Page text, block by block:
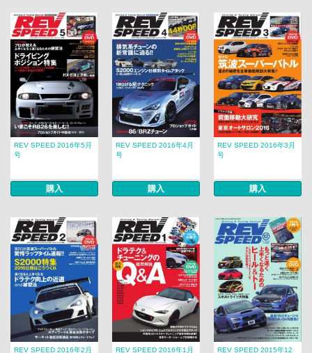
REV SPEED 2016年5月
号
購入
REV SPEED 2016年4月
号
購入
REV SPEED 2016年3月
号
購入
REV SPEED 2016年2月 REV SPEED 2016年1月 REV SPEED 2015年12